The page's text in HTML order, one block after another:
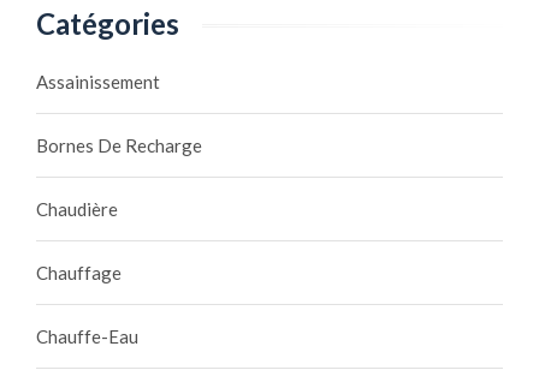
Catégories
Assainissement
Bornes De Recharge
Chaudière
Chauffage
Chauffe-Eau